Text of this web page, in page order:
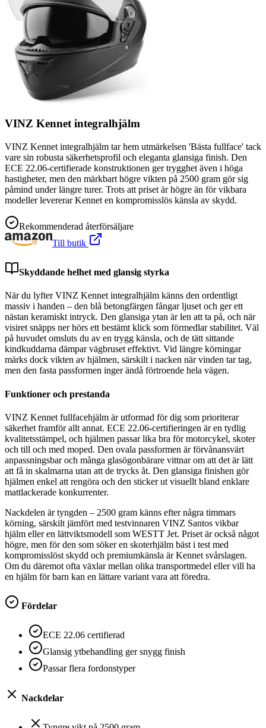
VINZ Kennet integralhjälm
VINZ Kennet integralhjälm tar hem utmärkelsen 'Bästa fullface' tack
vare sin robusta säkerhetsprofil och eleganta glansiga finish. Den
ECE 22.06-certifierade konstruktionen ger trygghet även i höga
hastigheter, men den märkbart högre vikten på 2500 gram gör sig
påmind under längre turer. Trots att priset är högre än för vikbara
modeller levererar Kennet en kompromisslös känsla av skydd.
Rekommenderad återförsäljare
Till butik
Skyddande helhet med glansig styrka
När du lyfter VINZ Kennet integralhjälm känns den ordentligt
massiv i handen – den blå betongfärgen fångar ljuset och ger ett
nästan keramiskt intryck. Den glansiga ytan är len att ta på, och när
visiret snäpps ner hörs ett bestämt klick som förmedlar stabilitet. Väl
på huvudet omsluts du av en trygg känsla, och de tätt sittande
kindkuddarna dämpar vägbruset effektivt. Vid längre körningar
märks dock vikten av hjälmen, särskilt i nacken när vinden tar tag,
men den fasta passformen inger ändå förtroende hela vägen.
Funktioner och prestanda
VINZ Kennet fullfacehjälm är utformad för dig som prioriterar
säkerhet framför allt annat. ECE 22.06-certifieringen är en tydlig
kvalitetsstämpel, och hjälmen passar lika bra för motorcykel, skoter
och till och med moped. Den ovala passformen är förvånansvärt
anpassningsbar och många glasögonbärare vittnar om att det är lätt
att få in skalmarna utan att de trycks åt. Den glansiga finishen gör
hjälmen enkel att rengöra och den sticker ut visuellt bland enklare
mattlackerade konkurrenter.
Nackdelen är tyngden – 2500 gram känns efter några timmars
körning, särskilt jämfört med testvinnaren VINZ Santos vikbar
hjälm eller en lättviktsmodell som WESTT Jet. Priset är också något
högre, men för den som söker en skoterhjälm bäst i test med
kompromisslöst skydd och premiumkänsla är Kennet svårslagen.
Om du däremot ofta växlar mellan olika transportmedel eller vill ha
en hjälm för barn kan en lättare variant vara att föredra.
Fördelar
ECE 22.06 certifierad
Glansig ytbehandling ger snygg finish
Passar flera fordonstyper
Nackdelar